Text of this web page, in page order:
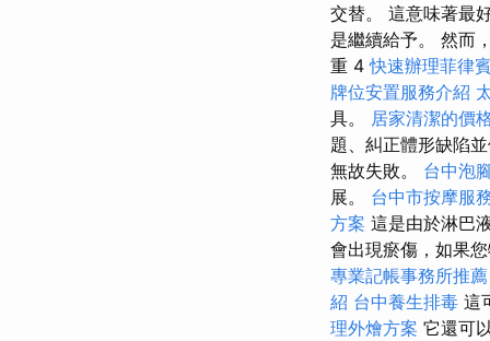
交替。 這意味著最
是繼續給予。 然而
重 4快速辦理菲律
牌位安置服務介紹
具。 居家清潔的價
題、糾正體形缺陷
無故失敗。 台中泡
展。 台中市按摩服
方案 這是由於淋巴
會出現瘀傷，如果
專業記帳事務所推薦
紹 台中養生排毒 這
理外燴方案 它還可